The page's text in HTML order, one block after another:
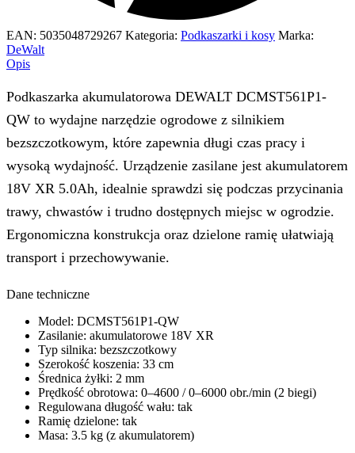
EAN: 5035048729267 Kategoria: Podkaszarki i kosy Marka:
DeWalt
Opis
Podkaszarka akumulatorowa DEWALT DCMST561P1-
QW to wydajne narzędzie ogrodowe z silnikiem
bezszczotkowym, które zapewnia długi czas pracy i
wysoką wydajność. Urządzenie zasilane jest akumulatorem
18V XR 5.0Ah, idealnie sprawdzi się podczas przycinania
trawy, chwastów i trudno dostępnych miejsc w ogrodzie.
Ergonomiczna konstrukcja oraz dzielone ramię ułatwiają
transport i przechowywanie.
Dane techniczne
Model: DCMST561P1-QW
Zasilanie: akumulatorowe 18V XR
Typ silnika: bezszczotkowy
Szerokość koszenia: 33 cm
Średnica żyłki: 2 mm
Prędkość obrotowa: 0–4600 / 0–6000 obr./min (2 biegi)
Regulowana długość wału: tak
Ramię dzielone: tak
Masa: 3.5 kg (z akumulatorem)